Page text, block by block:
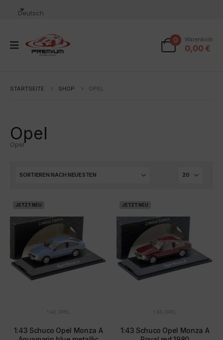
Deutsch
0 Warenkorb
0,00 €
STARTSEITE SHOP OPEL
Opel
Opel
JETZT NEU
1:43 OPEL
1:43 Schuco Opel Monza A
JETZT NEU
1:43 OPEL
1:43 Schuco Opel Monza A